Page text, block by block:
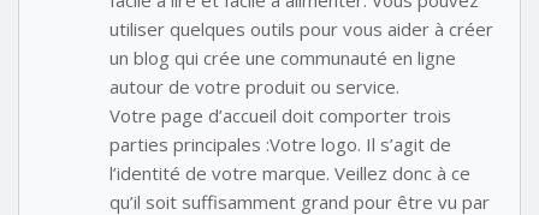
utiliser quelques outils pour vous aider à créer
un blog qui crée une communauté en ligne
autour de votre produit ou service.
Votre page d’accueil doit comporter trois
parties principales :Votre logo. Il s’agit de
l’identité de votre marque. Veillez donc à ce
qu’il soit suffisamment grand pour être vu par